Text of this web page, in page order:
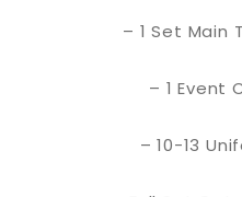
– 1 Set Main
– 1 Event
– 10-13